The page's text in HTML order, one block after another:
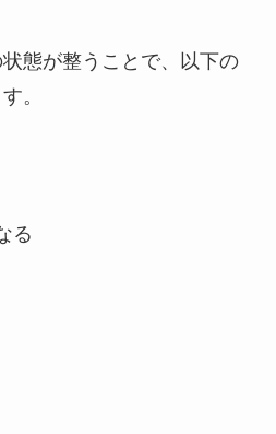
態が整うことで、以下の
。
る